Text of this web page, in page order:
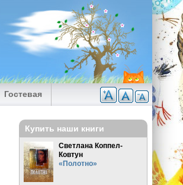
Гостевая
Купить наши книги
Светлана Коппел-
Ковтун
«Полотно»